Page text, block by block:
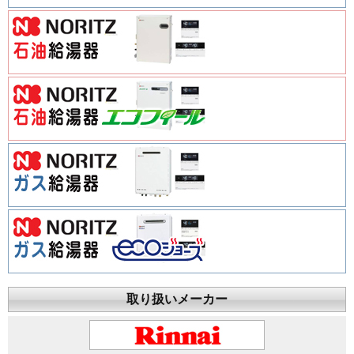
取り扱いメーカー